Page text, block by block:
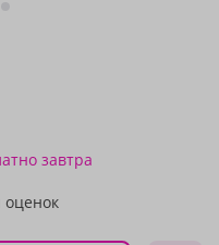
завтра
оценок